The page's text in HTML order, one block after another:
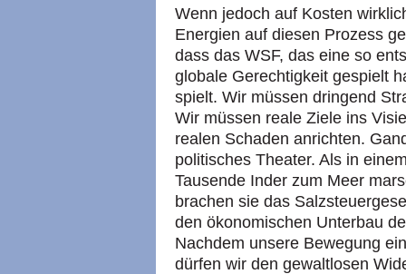
Wenn jedoch auf Kosten
Energien auf diesen Prozess
dass das WSF, das eine so
globale Gerechtigkeit gespielt
spielt. Wir müssen dringend
Wir müssen reale Ziele ins
realen Schaden anrichten.
politisches Theater. Als in
Tausende Inder zum Meer
brachen sie das
den ökonomischen Unterbau
Nachdem unsere Bewegung
dürfen wir den gewaltlosen